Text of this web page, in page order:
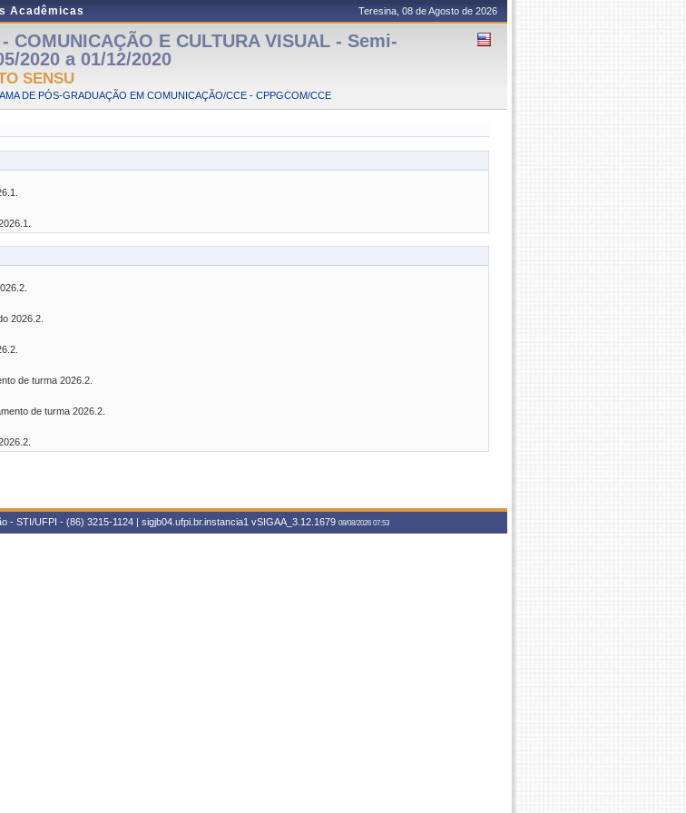
Acadêmicas Teresina, 08 de Agosto de 2026
COMUNICAÇÃO E CULTURA VISUAL - Semi-
2020 a 01/12/2020
SENSU
DE PÓS-GRADUAÇÃO EM COMUNICAÇÃO/CCE - CPPGCOM/CCE
2026.2.
de turma 2026.2.
de turma 2026.2.
- STI/UFPI - (86) 3215-1124 | sigjb04.ufpi.br.instancia1 vSIGAA_3.12.1679 08/08/2026 07:53